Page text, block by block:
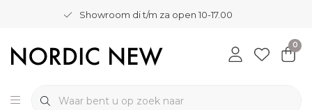
Showroom di t/m za open 10-17.00
0